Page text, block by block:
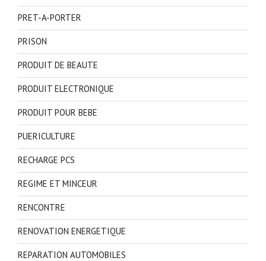
PRET-A-PORTER
PRISON
PRODUIT DE BEAUTE
PRODUIT ELECTRONIQUE
PRODUIT POUR BEBE
PUERICULTURE
RECHARGE PCS
REGIME ET MINCEUR
RENCONTRE
RENOVATION ENERGETIQUE
REPARATION AUTOMOBILES